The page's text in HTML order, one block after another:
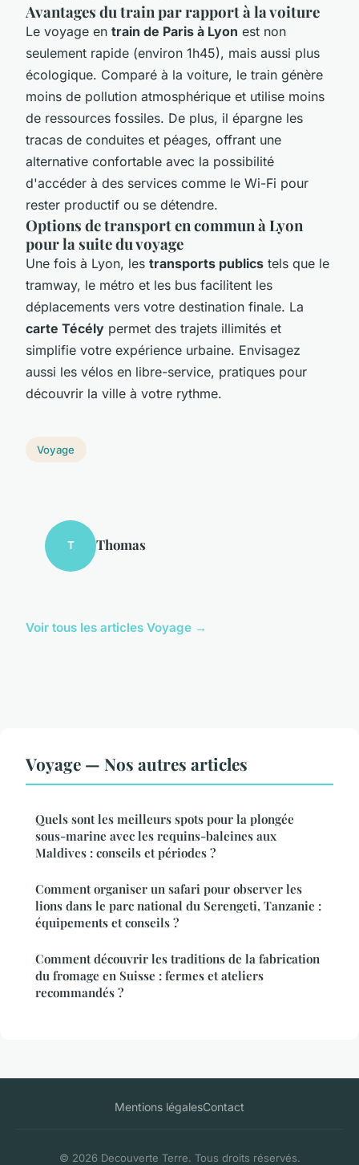
Avantages du train par rapport à la voiture
Le voyage en train de Paris à Lyon est non
seulement rapide (environ 1h45), mais aussi plus
écologique. Comparé à la voiture, le train génère
moins de pollution atmosphérique et utilise moins
de ressources fossiles. De plus, il épargne les
tracas de conduites et péages, offrant une
alternative confortable avec la possibilité
d'accéder à des services comme le Wi-Fi pour
rester productif ou se détendre.
Options de transport en commun à Lyon
pour la suite du voyage
Une fois à Lyon, les transports publics tels que le
tramway, le métro et les bus facilitent les
déplacements vers votre destination finale. La
carte Técély permet des trajets illimités et
simplifie votre expérience urbaine. Envisagez
aussi les vélos en libre-service, pratiques pour
découvrir la ville à votre rythme.
Voyage
T Thomas
Voir tous les articles Voyage →
Voyage — Nos autres articles
Quels sont les meilleurs spots pour la plongée
sous-marine avec les requins-baleines aux
Maldives : conseils et périodes ?
Comment organiser un safari pour observer les
lions dans le parc national du Serengeti, Tanzanie :
équipements et conseils ?
Comment découvrir les traditions de la fabrication
du fromage en Suisse : fermes et ateliers
recommandés ?
Mentions légalesContact
© 2026 Decouverte Terre. Tous droits réservés.